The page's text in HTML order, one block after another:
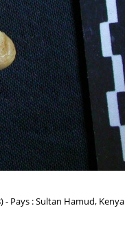
Pays : Sultan Hamud, Kenya